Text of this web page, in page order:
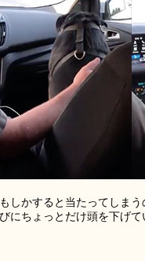
しかすると当たってしま
にちょっとだけ頭を下げて